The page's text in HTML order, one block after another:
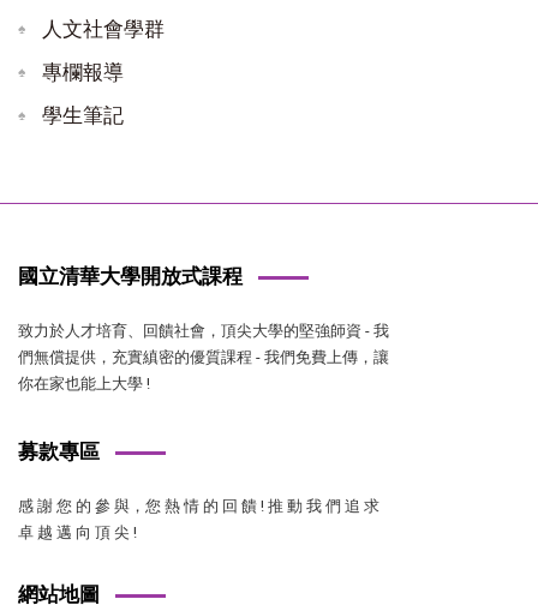
人文社會學群
專欄報導
學生筆記
國立清華大學開放式課程
致力於人才培育、回饋社會，頂尖大學的堅強師資 - 我
們無償提供，充實縝密的優質課程 - 我們免費上傳，讓
你在家也能上大學 !
募款專區
感 謝 您 的 參 與，您 熱 情 的 回 饋 ! 推 動 我 們 追 求
卓 越 邁 向 頂 尖 !
網站地圖